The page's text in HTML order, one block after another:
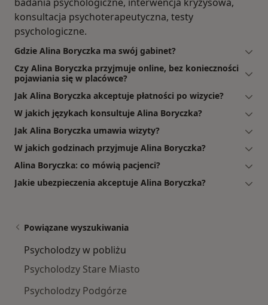
konsultacja psychoterapeutyczna, testy
psychologiczne.
Gdzie Alina Boryczka ma swój gabinet?
Czy Alina Boryczka przyjmuje online, bez konieczności
pojawiania się w placówce?
Jak Alina Boryczka akceptuje płatności po wizycie?
W jakich językach konsultuje Alina Boryczka?
Jak Alina Boryczka umawia wizyty?
W jakich godzinach przyjmuje Alina Boryczka?
Alina Boryczka: co mówią pacjenci?
Jakie ubezpieczenia akceptuje Alina Boryczka?
Powiązane wyszukiwania
Psycholodzy w pobliżu
Psycholodzy Stare Miasto
Psycholodzy Podgórze